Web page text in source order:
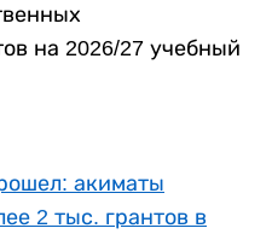
на 2026/27 учебный
акиматы
2 тыс. грантов в